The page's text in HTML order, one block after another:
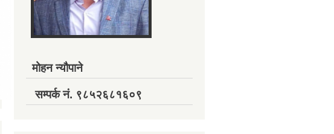
मोहन न्यौपाने
सम्पर्क नं. ९८५२६८१६०९